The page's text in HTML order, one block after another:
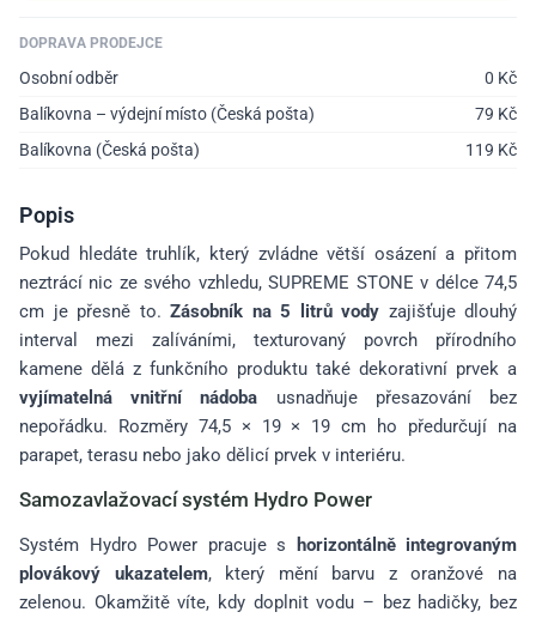
DOPRAVA PRODEJCE
Osobní odběr 0 Kč
Balíkovna – výdejní místo (Česká pošta)
79 Kč
Balíkovna (Česká pošta)
119 Kč
Popis
Pokud hledáte truhlík, který zvládne větší osázení a přitom
neztrácí nic ze svého vzhledu, SUPREME STONE v délce 74,5
cm je přesně to. Zásobník na 5 litrů vody zajišťuje dlouhý
interval mezi zalíváními, texturovaný povrch přírodního
kamene dělá z funkčního produktu také dekorativní prvek a
vyjímatelná vnitřní nádoba usnadňuje přesazování bez
nepořádku. Rozměry 74,5 × 19 × 19 cm ho předurčují na
parapet, terasu nebo jako dělicí prvek v interiéru.
Samozavlažovací systém Hydro Power
Systém Hydro Power pracuje s
horizontálně integrovaným
plovákový ukazatelem, který mění barvu z oranžové na
zelenou. Okamžitě víte, kdy doplnit vodu – bez hadičky, bez